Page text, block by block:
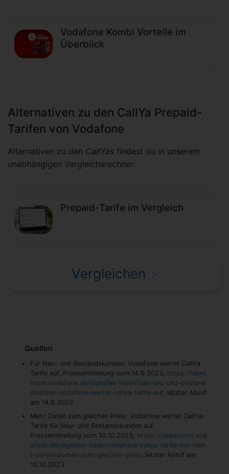
Vodafone Kombi Vorteile im
Überblick
Alternativen zu den CallYa Prepaid-
Tarifen von Vodafone
Alternativen zu den CallYas findest du in unserem
unabhängigen Vergleichsrechner:
Prepaid-Tarife im Vergleich
Vergleichen
Quellen
Für Neu- und Bestandskunden: Vodafone wertet CallYa
Tarife auf, Pressemitteilung vom 14.6.2023, https://news
room.vodafone.de/digitales-leben/fuer-neu-und-bestand
skunden-vodafone-wertet-callya-tarife-auf, letzter Abruf
am 14.6.2023
Mehr Daten zum gleichen Preis: Vodafone wertet CallYa-
Tarife für Neu- und Bestandskunden auf,
Pressemitteilung vom 10.10.2023, https://newsroom.vod
afone.de/digitales-leben/vodafone-callya-tarife-mit-meh
r-datenvolumen-zum-gleichen-preis, letzter Abruf am
10.10.2023